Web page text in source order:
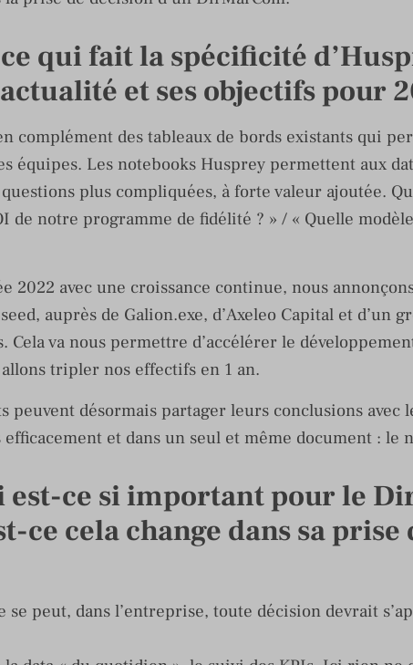
qui fait la spécificité
et ses objectifs pour
complément des tableaux de bords existants qui
équipes. Les notebooks Husprey permettent aux
plus compliquées, à forte valeur ajoutée.
de notre programme de fidélité ? » / « Quelle
2022 avec une croissance continue, nous
auprès de Galion.exe, d’Axeleo Capital et d’un
Cela va nous permettre d’accélérer le
tripler nos effectifs en 1 an.
peuvent désormais partager leurs conclusions avec
et dans un seul et même document : le
est-ce si important pour le
ce cela change dans sa prise
se peut, dans l’entreprise, toute décision devrait